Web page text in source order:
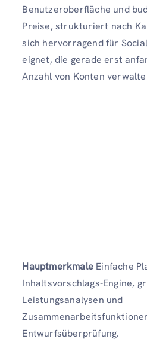
Benutzeroberfläche und
Preise, strukturiert nach
sich hervorragend für
eignet, die gerade erst
Anzahl von Konten
Hauptmerkmale Einfache
Inhaltsvorschlags-Engine,
Leistungsanalysen und
Entwurfsüberprüfung.